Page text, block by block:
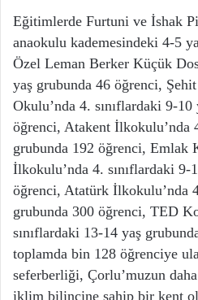
Eğitimlerde Furtuni ve İshak
anaokulu kademesindeki 4-5
Özel Leman Berker Küçük
yaş grubunda 46 öğrenci,
Okulu’nda 4. sınıflardaki 9-
öğrenci, Atakent İlkokulu’nda
grubunda 192 öğrenci, Emlak
İlkokulu’nda 4. sınıflardaki 9-
öğrenci, Atatürk İlkokulu’nda
grubunda 300 öğrenci, TED
sınıflardaki 13-14 yaş
toplamda bin 128 öğrenciye
seferberliği, Çorlu’muzun
iklim bilincine sahip bir kent